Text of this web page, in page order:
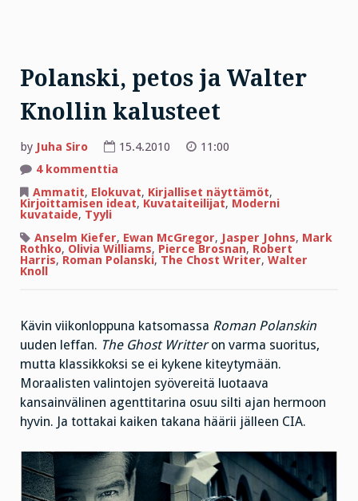
Polanski, petos ja Walter
Knollin kalusteet
by Juha Siro 15.4.2010
11:00
4 kommenttia
petos
ja
Walter
kalusteet
Ammatit, Elokuvat, Kirjalliset näyttämöt,
Kirjoittamisen ideat, Kuvataiteilijat, Moderni
kuvataide, Tyyli
Anselm Kiefer, Ewan McGregor, Jasper Johns, Mark
Rothko, Olivia Williams, Pierce Brosnan, Robert
Harris, Roman Polanski, The Chost Writer, Walter
Knoll
Kävin viikonloppuna katsomassa Roman Polanskin
uuden leffan. The Ghost Writteron varma suoritus,
mutta klassikkoksi se ei kykene kiteytymään.
Moraalisten valintojen syövereitä luotaava
kansainvälinen agenttitarina osuu silti ajan hermoon
hyvin. Ja tottakai kaiken takana häärii jälleen CIA.